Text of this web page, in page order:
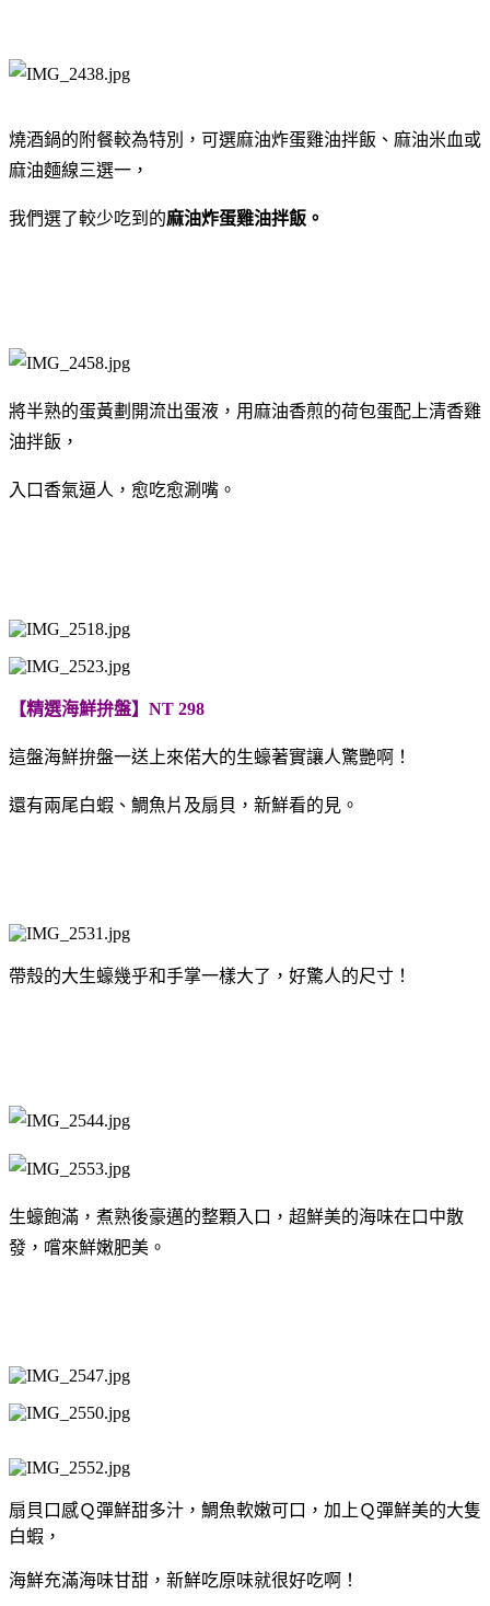
燒酒鍋的附餐較為特別，可選麻油炸蛋雞油拌飯、麻油米血或
麻油麵線三選一，
我們選了較少吃到的麻油炸蛋雞油拌飯。
將半熟的蛋黃劃開流出蛋液，用麻油香煎的荷包蛋配上清香雞
油拌飯，
入口香氣逼人，愈吃愈涮嘴。
【精選海鮮拚盤】NT 298
這盤海鮮拚盤一送上來偌大的生蠔著實讓人驚艷啊！
還有兩尾白蝦、鯛魚片及扇貝，新鮮看的見。
帶殼的大生蠔幾乎和手掌一樣大了，好驚人的尺寸！
生蠔飽滿，煮熟後豪邁的整顆入口， 超鮮美的海味在口中散
發，嚐來鮮嫩肥美。
扇貝口感Ｑ彈鮮甜多汁，鯛魚軟嫩可口，加上Ｑ彈鮮美的大隻
白蝦，
海鮮充滿海味甘甜，新鮮吃原味就很好吃啊！